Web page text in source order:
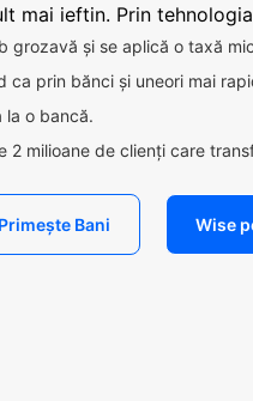
mai ieftin. Prin
grozavă și se aplică o taxă
ca prin bănci și uneori mai
la o bancă.
2 milioane de clienți care
Primește Bani Wise